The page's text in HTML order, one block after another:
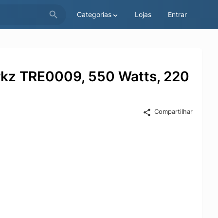
Categorias Lojas Entrar
TRE0009, 550 Watts, 220
Compartilhar